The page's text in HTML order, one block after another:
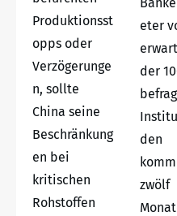
Produktionsst
opps oder
Verzögerunge
n, sollte
China seine
Beschränkung
en bei
kritischen
Rohstoffen
eter
der
den
zwölf